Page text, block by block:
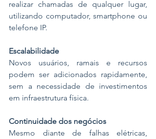
realizar chamadas de qualquer lugar,
utilizando computador, smartphone ou
telefone IP.
Escalabilidade
Novos usuários, ramais e recursos
podem ser adicionados rapidamente,
sem a necessidade de investimentos
em infraestrutura física.
Continuidade dos negócios
Mesmo diante de falhas elétricas,